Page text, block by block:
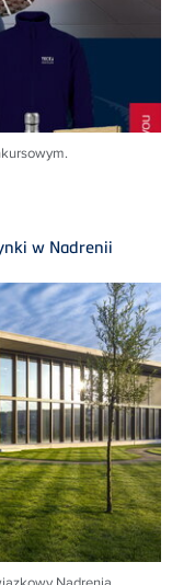
w Nadrenii